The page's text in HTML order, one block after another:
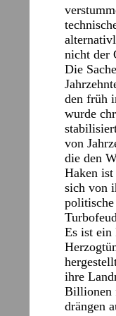
nicht der
Die
den früh
wurde
von
die den
Haken
sich von
Es ist ein
ihre
Billionen
drängen